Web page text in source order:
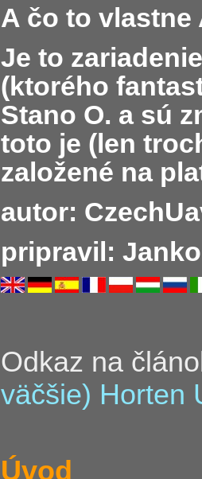
A čo to
Je to
(ktorého
Stano O. a sú
toto je (len
založené na
autor:
pripravil:
Odkaz na
väčšie) Horten
Úvod